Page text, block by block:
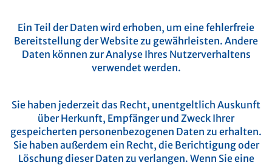
Ein Teil der Daten wird erhoben, um eine fehlerfreie
Bereitstellung der Website zu gewährleisten. Andere
Daten können zur Analyse Ihres Nutzerverhaltens
verwendet werden.
Sie haben jederzeit das Recht, unentgeltlich Auskunft
über Herkunft, Empfänger und Zweck Ihrer
gespeicherten personenbezogenen Daten zu erhalten.
Sie haben außerdem ein Recht, die Berichtigung oder
Löschung dieser Daten zu verlangen. Wenn Sie eine